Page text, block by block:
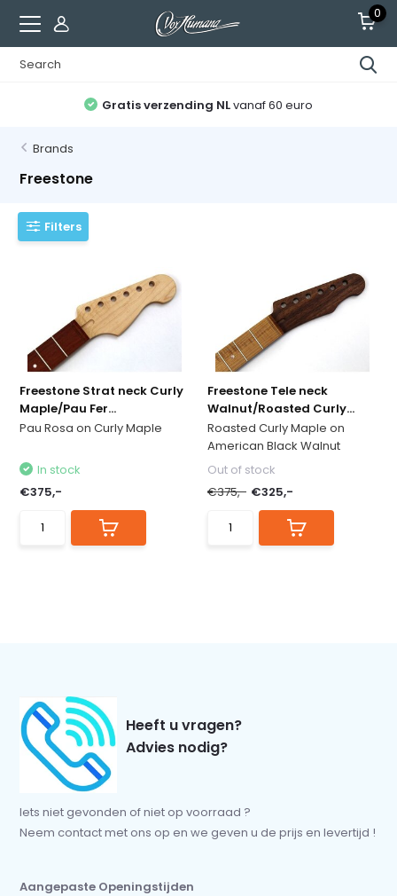
0
Gratis verzending NLvanaf 60 euro
Brands
Freestone
Filters
Freestone Strat neck Curly
Maple/Pau Fer...
Pau Rosa on Curly Maple
In stock
€375,-
Freestone Tele neck
Walnut/Roasted Curly...
Roasted Curly Maple on
American Black Walnut
Out of stock
€375,- €325,-
Heeft u vragen?
Advies nodig?
Iets niet gevonden of niet op voorraad ?
Neem contact met ons op en we geven u de prijs en levertijd !
Aangepaste Openingstijden